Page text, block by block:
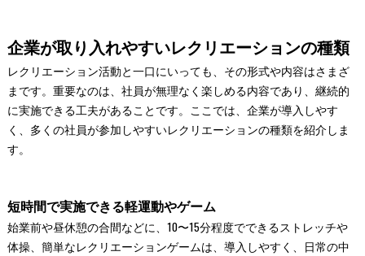
企業が取り入れやすいレクリエーションの種類
レクリエーション活動と一口にいっても、その形式や内容はさまざ
まです。重要なのは、社員が無理なく楽しめる内容であり、継続的
に実施できる工夫があることです。ここでは、企業が導入しやす
く、多くの社員が参加しやすいレクリエーションの種類を紹介しま
す。
短時間で実施できる軽運動やゲーム
始業前や昼休憩の合間などに、10〜15分程度でできるストレッチや
体操、簡単なレクリエーションゲームは、導入しやすく、日常の中